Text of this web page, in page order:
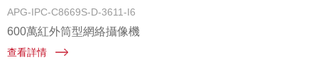
APG-IPC-C8669S-D-3611-I6
600萬紅外筒型網絡攝像機
查看詳情